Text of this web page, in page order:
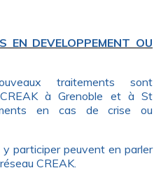
EN DEVELOPPEMENT OU
traitements sont
à Grenoble et à St
en cas de crise ou
participer peuvent en parler
CREAK.